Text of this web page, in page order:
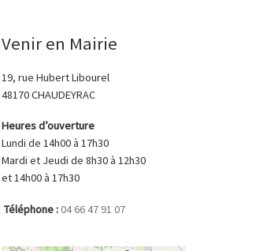
Venir en Mairie
19, rue Hubert Libourel
48170 CHAUDEYRAC
Heures d’ouverture
Lundi de 14h00 à 17h30
Mardi et Jeudi de 8h30 à 12h30
et 14h00 à 17h30
Téléphone :04 66 47 91 07